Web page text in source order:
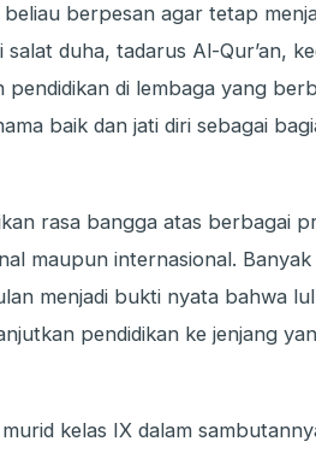
berpesan agar tetap
duha, tadarus Al-Qur’an,
di lembaga yang
baik dan jati diri sebagai
rasa bangga atas berbagai
maupun internasional.
menjadi bukti nyata bahwa
pendidikan ke jenjang
kelas IX dalam